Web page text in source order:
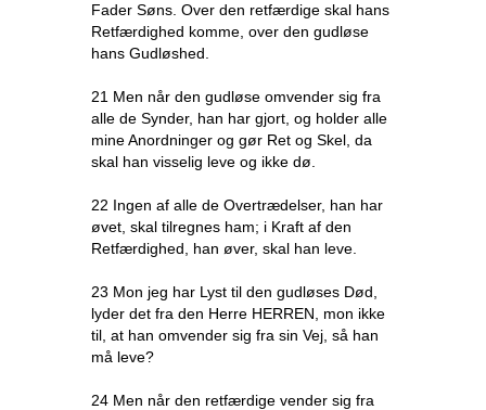
Fader Søns. Over den retfærdige skal hans
Retfærdighed komme, over den gudløse
hans Gudløshed.
21 Men når den gudløse omvender sig fra
alle de Synder, han har gjort, og holder alle
mine Anordninger og gør Ret og Skel, da
skal han visselig leve og ikke dø.
22 Ingen af alle de Overtrædelser, han har
øvet, skal tilregnes ham; i Kraft af den
Retfærdighed, han øver, skal han leve.
23 Mon jeg har Lyst til den gudløses Død,
lyder det fra den Herre HERREN, mon ikke
til, at han omvender sig fra sin Vej, så han
må leve?
24 Men når den retfærdige vender sig fra